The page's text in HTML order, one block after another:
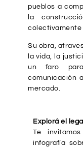
pueblos a
la
colectivamente
Su obra,
la vida, la
un faro
comunicación
mercado.
Explorá el
Te
infografía